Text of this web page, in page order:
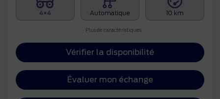
4×4 Automatique 10 km
Plus de caractéristiques
Vérifier la disponibilité
Évaluer mon échange